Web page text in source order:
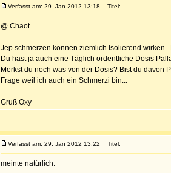
Verfasst am: 29. Jan 2012 13:18 Titel:
@ Chaot
Jep schmerzen können ziemlich Isolierend
Du hast ja auch eine Täglich ordentliche Dosis
Merkst du noch was von der Dosis? Bist du davon
Frage weil ich auch ein Schmerzi bin...
Gruß Oxy
Verfasst am: 29. Jan 2012 13:22 Titel:
meinte natürlich: